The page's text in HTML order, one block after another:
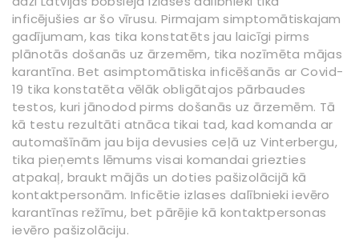
inficējušies ar šo vīrusu. Pirmajam simptomātiskajam
gadījumam, kas tika konstatēts jau laicīgi pirms
plānotās došanās uz ārzemēm, tika nozīmēta mājas
karantīna. Bet asimptomātiska inficēšanās ar Covid-
19 tika konstatēta vēlāk obligātajos pārbaudes
testos, kuri jānodod pirms došanās uz ārzemēm. Tā
kā testu rezultāti atnāca tikai tad, kad komanda ar
automašīnām jau bija devusies ceļā uz Vinterbergu,
tika pieņemts lēmums visai komandai griezties
atpakaļ, braukt mājās un doties pašizolācijā kā
kontaktpersonām. Inficētie izlases dalībnieki ievēro
karantīnas režīmu, bet pārējie kā kontaktpersonas
ievēro pašizolāciju.